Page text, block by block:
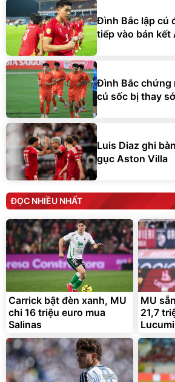
Đình Bắc lập cú
tiếp vào bán kết
Đình Bắc chứng
cú sốc bị thay
Luis Diaz ghi
gục Aston Villa
ĐỌC NHIỀU NHẤT
Carrick bật đèn xanh, MU
chi 16 triệu euro mua
Salinas
MU
21,7
Lucumi